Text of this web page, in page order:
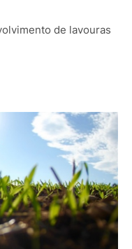
de lavouras